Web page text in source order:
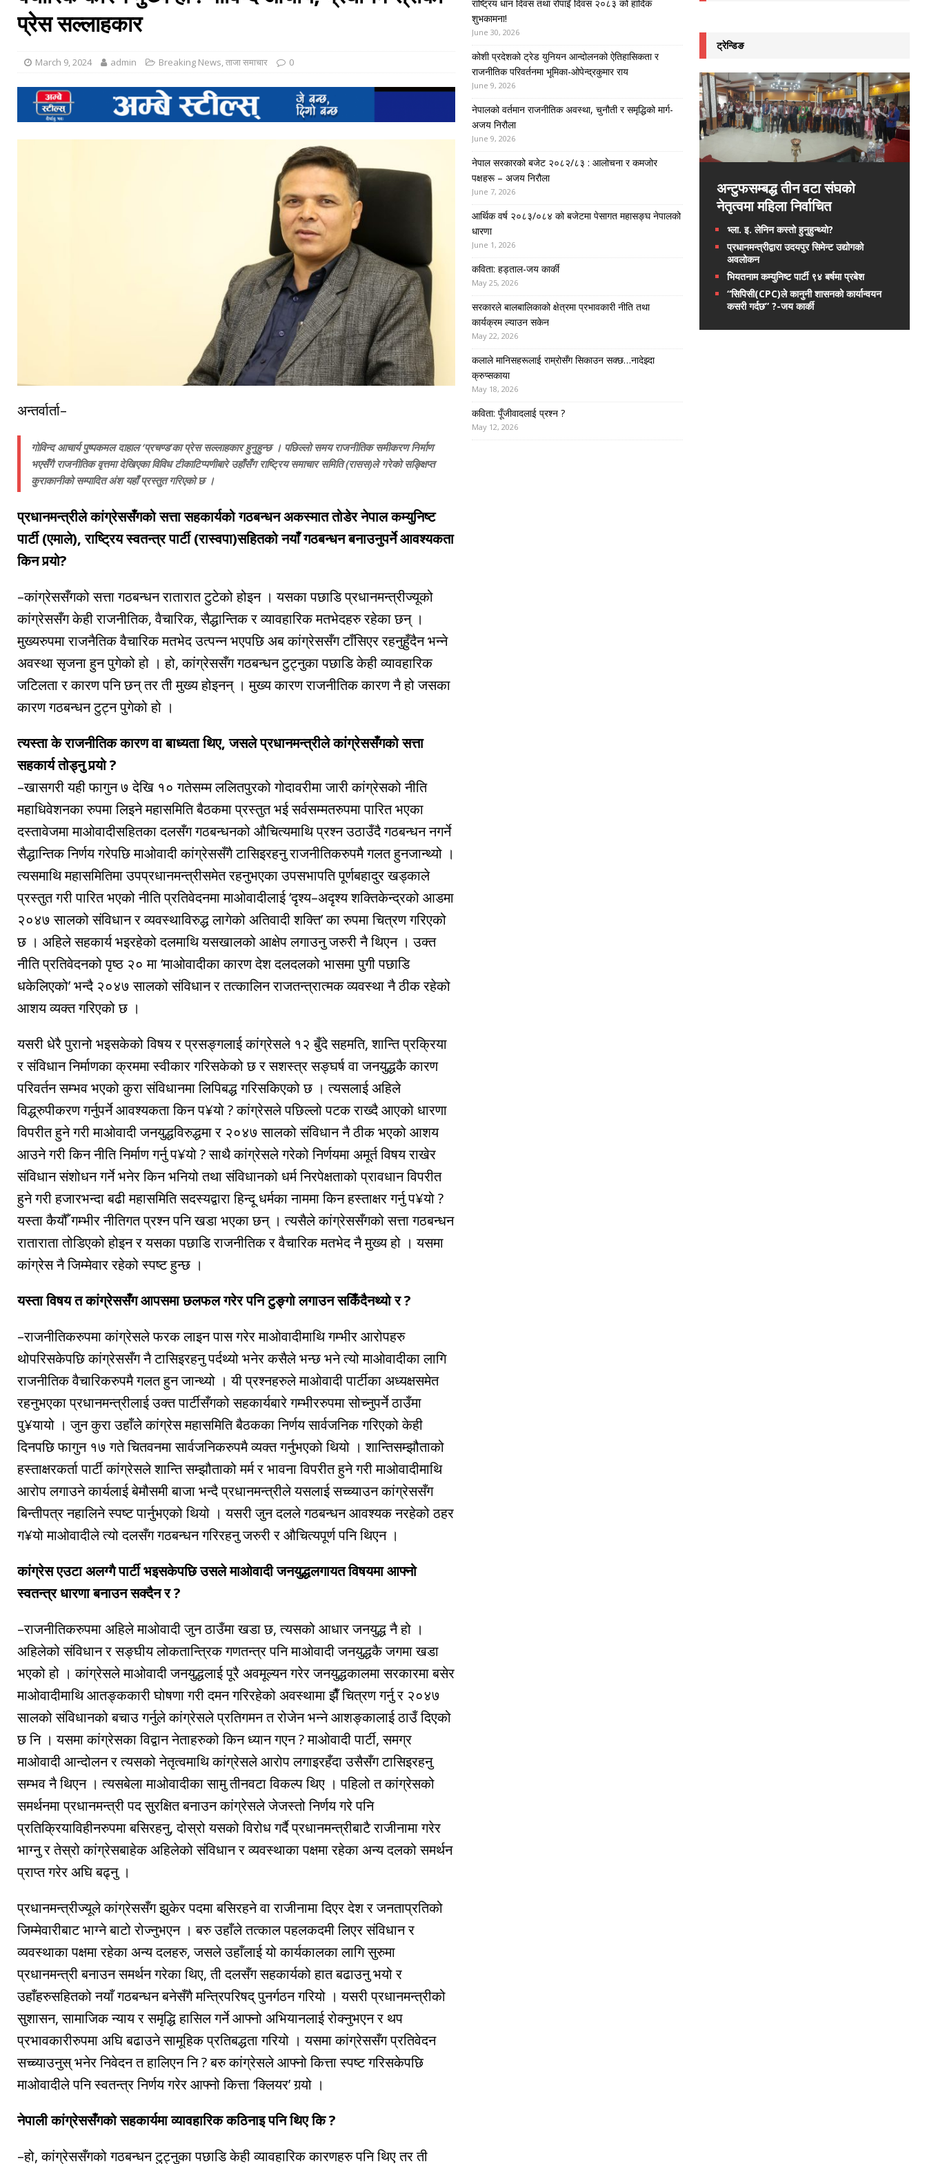
प्रेस सल्लाहकार
March 9, 2024 admin Breaking News,ताजा समाचार 0
अन्तर्वार्ता–
गोविन्द आचार्य पुष्पकमल दाहाल ‘प्रचण्ड’का प्रेस सल्लाहकार हुनुहुन्छ । पछिल्लो समय राजनीतिक समीकरण निर्माण
भएसँगै राजनीतिक वृत्तमा देखिएका विविध टीकाटिप्पणीबारे उहाँसँग राष्ट्रिय समाचार समिति (रासस)ले गरेको सङ्क्षिप्त
कुराकानीको सम्पादित अंश यहाँ प्रस्तुत गरिएको छ ।
प्रधानमन्त्रीले कांग्रेससँगको सत्ता सहकार्यको गठबन्धन अकस्मात तोडेर नेपाल कम्युनिष्ट
पार्टी (एमाले), राष्ट्रिय स्वतन्त्र पार्टी (रास्वपा)सहितको नयाँ गठबन्धन बनाउनुपर्ने आवश्यकता
किन पर्‍यो?
–कांग्रेससँगको सत्ता गठबन्धन रातारात टुटेको होइन । यसका पछाडि प्रधानमन्त्रीज्यूको
कांग्रेससँग केही राजनीतिक, वैचारिक, सैद्धान्तिक र व्यावहारिक मतभेदहरु रहेका छन् ।
मुख्यरुपमा राजनैतिक वैचारिक मतभेद उत्पन्न भएपछि अब कांग्रेससँग टाँसिएर रहनुहुँदैन भन्ने
अवस्था सृजना हुन पुगेको हो । हो, कांग्रेससँग गठबन्धन टुट्नुका पछाडि केही व्यावहारिक
जटिलता र कारण पनि छन् तर ती मुख्य होइनन् । मुख्य कारण राजनीतिक कारण नै हो जसका
कारण गठबन्धन टुट्न पुगेको हो ।
त्यस्ता के राजनीतिक कारण वा बाध्यता थिए, जसले प्रधानमन्त्रीले कांग्रेससँगको सत्ता
सहकार्य तोड्नु पर्‍यो ?
–खासगरी यही फागुन ७ देखि १० गतेसम्म ललितपुरको गोदावरीमा जारी कांग्रेसको नीति
महाधिवेशनका रुपमा लिइने महासमिति बैठकमा प्रस्तुत भई सर्वसम्मतरुपमा पारित भएका
दस्तावेजमा माओवादीसहितका दलसँग गठबन्धनको औचित्यमाथि प्रश्न उठाउँदै गठबन्धन नगर्ने
सैद्धान्तिक निर्णय गरेपछि माओवादी कांग्रेससँगै टासिइरहनु राजनीतिकरुपमै गलत हुनजान्थ्यो ।
त्यसमाथि महासमितिमा उपप्रधानमन्त्रीसमेत रहनुभएका उपसभापति पूर्णबहादुर खड्काले
प्रस्तुत गरी पारित भएको नीति प्रतिवेदनमा माओवादीलाई ‘दृश्य–अदृश्य शक्तिकेन्द्रको आडमा
२०४७ सालको संविधान र व्यवस्थाविरुद्ध लागेको अतिवादी शक्ति’ का रुपमा चित्रण गरिएको
छ । अहिले सहकार्य भइरहेको दलमाथि यसखालको आक्षेप लगाउनु जरुरी नै थिएन । उक्त
नीति प्रतिवेदनको पृष्ठ २० मा ‘माओवादीका कारण देश दलदलको भासमा पुगी पछाडि
धकेलिएको’ भन्दै २०४७ सालको संविधान र तत्कालिन राजतन्त्रात्मक व्यवस्था नै ठीक रहेको
आशय व्यक्त गरिएको छ ।
यसरी धेरै पुरानो भइसकेको विषय र प्रसङ्गलाई कांग्रेसले १२ बुँदे सहमति, शान्ति प्रक्रिया
र संविधान निर्माणका क्रममा स्वीकार गरिसकेको छ र सशस्त्र सङ्घर्ष वा जनयुद्धकै कारण
परिवर्तन सम्भव भएको कुरा संविधानमा लिपिबद्ध गरिसकिएको छ । त्यसलाई अहिले
विद्ध्रुपीकरण गर्नुपर्ने आवश्यकता किन प¥यो ? कांग्रेसले पछिल्लो पटक राख्दै आएको धारणा
विपरीत हुने गरी माओवादी जनयुद्धविरुद्धमा र २०४७ सालको संविधान नै ठीक भएको आशय
आउने गरी किन नीति निर्माण गर्नु प¥यो ? साथै कांग्रेसले गरेको निर्णयमा अमूर्त विषय राखेर
संविधान संशोधन गर्ने भनेर किन भनियो तथा संविधानको धर्म निरपेक्षताको प्रावधान विपरीत
हुने गरी हजारभन्दा बढी महासमिति सदस्यद्वारा हिन्दू धर्मका नाममा किन हस्ताक्षर गर्नु प¥यो ?
यस्ता कैयौँ गम्भीर नीतिगत प्रश्न पनि खडा भएका छन् । त्यसैले कांग्रेससँगको सत्ता गठबन्धन
राताराता तोडिएको होइन र यसका पछाडि राजनीतिक र वैचारिक मतभेद नै मुख्य हो । यसमा
कांग्रेस नै जिम्मेवार रहेको स्पष्ट हुन्छ ।
यस्ता विषय त कांग्रेससँग आपसमा छलफल गरेर पनि टुङ्गो लगाउन सकिँदैनथ्यो र ?
–राजनीतिकरुपमा कांग्रेसले फरक लाइन पास गरेर माओवादीमाथि गम्भीर आरोपहरु
थोपरिसकेपछि कांग्रेससँग नै टासिइरहनु पर्दथ्यो भनेर कसैले भन्छ भने त्यो माओवादीका लागि
राजनीतिक वैचारिकरुपमै गलत हुन जान्थ्यो । यी प्रश्नहरुले माओवादी पार्टीका अध्यक्षसमेत
रहनुभएका प्रधानमन्त्रीलाई उक्त पार्टीसँगको सहकार्यबारे गम्भीररुपमा सोच्नुपर्ने ठाउँमा
पु¥यायो । जुन कुरा उहाँले कांग्रेस महासमिति बैठकका निर्णय सार्वजनिक गरिएको केही
दिनपछि फागुन १७ गते चितवनमा सार्वजनिकरुपमै व्यक्त गर्नुभएको थियो । शान्तिसम्झौताको
हस्ताक्षरकर्ता पार्टी कांग्रेसले शान्ति सम्झौताको मर्म र भावना विपरीत हुने गरी माओवादीमाथि
आरोप लगाउने कार्यलाई बेमौसमी बाजा भन्दै प्रधानमन्त्रीले यसलाई सच्च्याउन कांग्रेससँग
बिन्तीपत्र नहालिने स्पष्ट पार्नुभएको थियो । यसरी जुन दलले गठबन्धन आवश्यक नरहेको ठहर
ग¥यो माओवादीले त्यो दलसँग गठबन्धन गरिरहनु जरुरी र औचित्यपूर्ण पनि थिएन ।
कांग्रेस एउटा अलग्गै पार्टी भइसकेपछि उसले माओवादी जनयुद्धलगायत विषयमा आफ्नो
स्वतन्त्र धारणा बनाउन सक्दैन र ?
–राजनीतिकरुपमा अहिले माओवादी जुन ठाउँमा खडा छ, त्यसको आधार जनयुद्ध नै हो ।
अहिलेको संविधान र सङ्घीय लोकतान्त्रिक गणतन्त्र पनि माओवादी जनयुद्धकै जगमा खडा
भएको हो । कांग्रेसले माओवादी जनयुद्धलाई पूरै अवमूल्यन गरेर जनयुद्धकालमा सरकारमा बसेर
माओवादीमाथि आतङ्ककारी घोषणा गरी दमन गरिरहेको अवस्थामा झैँ चित्रण गर्नु र २०४७
सालको संविधानको बचाउ गर्नुले कांग्रेसले प्रतिगमन त रोजेन भन्ने आशङ्कालाई ठाउँ दिएको
छ नि । यसमा कांग्रेसका विद्वान नेताहरुको किन ध्यान गएन ? माओवादी पार्टी, समग्र
माओवादी आन्दोलन र त्यसको नेतृत्वमाथि कांग्रेसले आरोप लगाइरहँदा उसैसँग टासिइरहनु
सम्भव नै थिएन । त्यसबेला माओवादीका सामु तीनवटा विकल्प थिए । पहिलो त कांग्रेसको
समर्थनमा प्रधानमन्त्री पद सुरक्षित बनाउन कांग्रेसले जेजस्तो निर्णय गरे पनि
प्रतिक्रियाविहीनरुपमा बसिरहनु, दोस्रो यसको विरोध गर्दै प्रधानमन्त्रीबाटै राजीनामा गरेर
भाग्नु र तेस्रो कांग्रेसबाहेक अहिलेको संविधान र व्यवस्थाका पक्षमा रहेका अन्य दलको समर्थन
प्राप्त गरेर अघि बढ्नु ।
प्रधानमन्त्रीज्यूले कांग्रेससँग झुकेर पदमा बसिरहने वा राजीनामा दिएर देश र जनताप्रतिको
जिम्मेवारीबाट भाग्ने बाटो रोज्नुभएन । बरु उहाँले तत्काल पहलकदमी लिएर संविधान र
व्यवस्थाका पक्षमा रहेका अन्य दलहरु, जसले उहाँलाई यो कार्यकालका लागि सुरुमा
प्रधानमन्त्री बनाउन समर्थन गरेका थिए, ती दलसँग सहकार्यको हात बढाउनु भयो र
उहाँहरुसहितको नयाँ गठबन्धन बनेसँगै मन्त्रिपरिषद् पुनर्गठन गरियो । यसरी प्रधानमन्त्रीको
सुशासन, सामाजिक न्याय र समृद्धि हासिल गर्ने आफ्नो अभियानलाई रोक्नुभएन र थप
प्रभावकारीरुपमा अघि बढाउने सामूहिक प्रतिबद्धता गरियो । यसमा कांग्रेससँग प्रतिवेदन
सच्च्याउनुस् भनेर निवेदन त हालिएन नि ? बरु कांग्रेसले आफ्नो कित्ता स्पष्ट गरिसकेपछि
माओवादीले पनि स्वतन्त्र निर्णय गरेर आफ्नो कित्ता ‘क्लियर’ गर्‍यो ।
नेपाली कांग्रेससँगको सहकार्यमा व्यावहारिक कठिनाइ पनि थिए कि ?
–हो, कांग्रेससँगको गठबन्धन टुट्नुका पछाडि केही व्यावहारिक कारणहरु पनि थिए तर ती
राष्ट्रिय धान दिवस तथा रोपाइँ दिवस २०८३ को हार्दिक
शुभकामना!
June 30, 2026
कोशी प्रदेशको ट्रेड युनियन आन्दोलनको ऐतिहासिकता र
राजनीतिक परिवर्तनमा भूमिका-ओपेन्द्रकुमार राय
June 9, 2026
नेपालको वर्तमान राजनीतिक अवस्था, चुनौती र समृद्धिको मार्ग-
अजय निरौला
June 9, 2026
नेपाल सरकारको बजेट २०८२/८३ : आलोचना र कमजोर
पक्षहरू – अजय निरौला
June 7, 2026
आर्थिक वर्ष २०८३/०८४ को बजेटमा पेसागत महासङ्घ नेपालको
धारणा
June 1, 2026
कविता: हड्ताल-जय कार्की
May 25, 2026
सरकारले बालबालिकाको क्षेत्रमा प्रभावकारी नीति तथा
कार्यक्रम ल्याउन सकेन
May 22, 2026
कलाले मानिसहरूलाई राम्रोसँग सिकाउन सक्छ…नादेझ्दा
क्रुप्सकाया
May 18, 2026
कविता: पूँजीवादलाई प्रश्न ?
May 12, 2026
ट्रेन्डिङ
अन्टुफसम्बद्ध तीन वटा संघको
नेतृत्वमा महिला निर्वाचित
भ्ला. इ. लेनिन कस्तो हुनुहुन्थ्यो?
प्रधानमन्त्रीद्वारा उदयपुर सिमेन्ट उद्योगको
अवलोकन
भियतनाम कम्युनिष्ट पार्टी ९४ बर्षमा प्रबेश
“सिपिसी(CPC)ले कानुनी शासनको कार्यान्वयन
कसरी गर्दछ” ?-जय कार्की